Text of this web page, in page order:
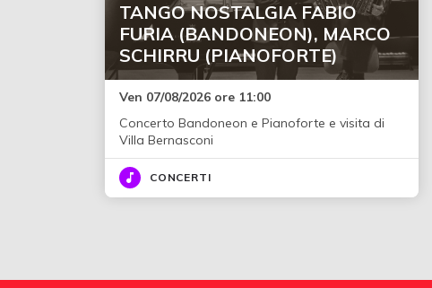
TANGO NOSTALGIA FABIO
FURIA (BANDONEON), MARCO
SCHIRRU (PIANOFORTE)
Ven 07/08/2026 ore 11:00
Concerto Bandoneon e Pianoforte e visita di
Villa Bernasconi
CONCERTI